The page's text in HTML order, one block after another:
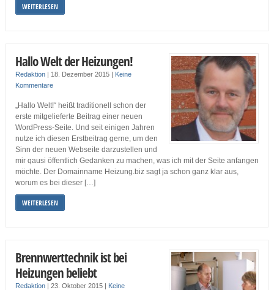
WEITERLESEN
Hallo Welt der Heizungen!
Redaktion| 18. Dezember 2015 | Keine
Kommentare
„Hallo Welt!“ heißt traditionell schon der
erste mitgelieferte Beitrag einer neuen
WordPress-Seite. Und seit einigen Jahren
nutze ich diesen Erstbeitrag gerne, um den
Sinn der neuen Webseite darzustellen und
mir qausi öffentlich Gedanken zu machen, was ich mit der Seite anfangen
möchte. Der Domainname Heizung.biz sagt ja schon ganz klar aus,
worum es bei dieser […]
WEITERLESEN
Brennwerttechnik ist bei
Heizungen beliebt
Redaktion| 23. Oktober 2015 | Keine